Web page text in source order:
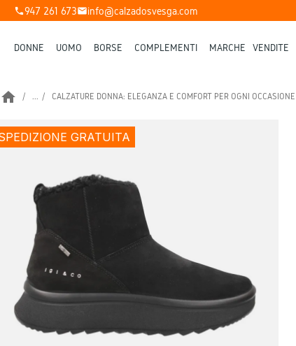
phone947 261 673mailinfo@calzadosvesga.com
DONNE UOMO BORSE COMPLEMENTI MARCHE VENDITE
home ... CALZATURE DONNA: ELEGANZA E COMFORT PER OGNI OCCASIONE
GRATUITA